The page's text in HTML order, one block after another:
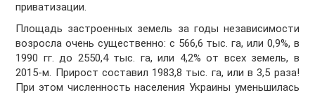
приватизации.
Площадь застроенных земель за годы независимости
возросла очень существенно: с 566,6 тыс. га, или 0,9%, в
1990 гг. до 2550,4 тыс. га, или 4,2% от всех земель, в
2015-м. Прирост составил 1983,8 тыс. га, или в 3,5 раза!
При этом численность населения Украины уменьшилась